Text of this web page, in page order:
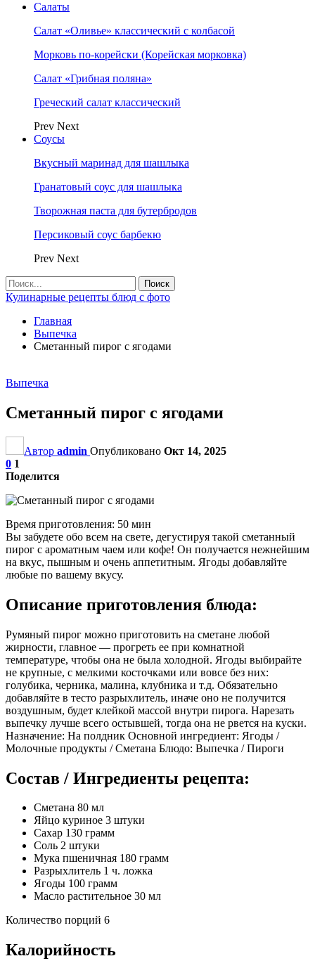
Салаты
Салат «Оливье» классический с колбасой
Морковь по-корейски (Корейская морковка)
Салат «Грибная поляна»
Греческий салат классический
Prev Next
Соусы
Вкусный маринад для шашлыка
Гранатовый соус для шашлыка
Творожная паста для бутербродов
Персиковый соус барбекю
Prev Next
Кулинарные рецепты блюд с фото
Главная
Выпечка
Сметанный пирог с ягодами
Выпечка
Сметанный пирог с ягодами
Автор admin Опубликовано Окт 14, 2025
0 1
Поделится
Время приготовления: 50 мин
Вы забудете обо всем на свете, дегустируя такой сметанный
пирог с ароматным чаем или кофе! Он получается нежнейшим
на вкус, пышным и очень аппетитным. Ягоды добавляйте
любые по вашему вкусу.
Описание приготовления блюда:
Румяный пирог можно приготовить на сметане любой
жирности, главное — прогреть ее при комнатной
температуре, чтобы она не была холодной. Ягоды выбирайте
не крупные, с мелкими косточками или вовсе без них:
голубика, черника, малина, клубника и т.д. Обязательно
добавляйте в тесто разрыхлитель, иначе оно не получится
воздушным, будет клейкой массой внутри пирога. Нарезать
выпечку лучше всего остывшей, тогда она не рвется на куски.
Назначение: На полдник Основной ингредиент: Ягоды /
Молочные продукты / Сметана Блюдо: Выпечка / Пироги
Состав / Ингредиенты рецепта:
Сметана 80 мл
Яйцо куриное 3 штуки
Сахар 130 грамм
Соль 2 штуки
Мука пшеничная 180 грамм
Разрыхлитель 1 ч. ложка
Ягоды 100 грамм
Масло растительное 30 мл
Количество порций 6
Калорийность